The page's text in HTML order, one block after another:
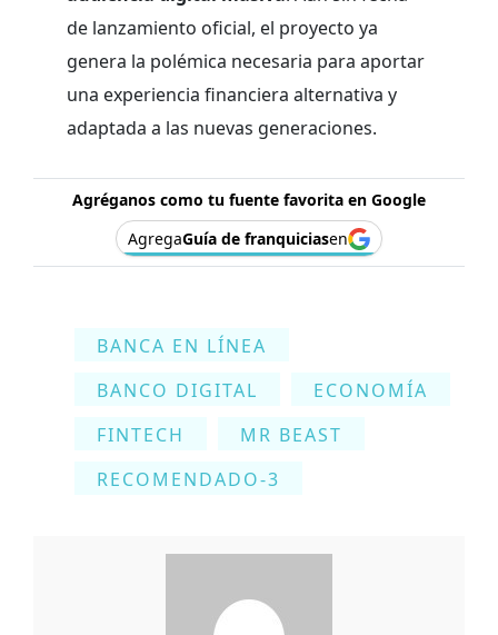
de lanzamiento oficial, el proyecto ya
genera la polémica necesaria para aportar
una experiencia financiera alternativa y
adaptada a las nuevas generaciones.
Agréganos como tu fuente favorita en Google
AgregaGuía de franquiciasen
BANCA EN LÍNEA
BANCO DIGITAL
ECONOMÍA
FINTECH
MR BEAST
RECOMENDADO-3